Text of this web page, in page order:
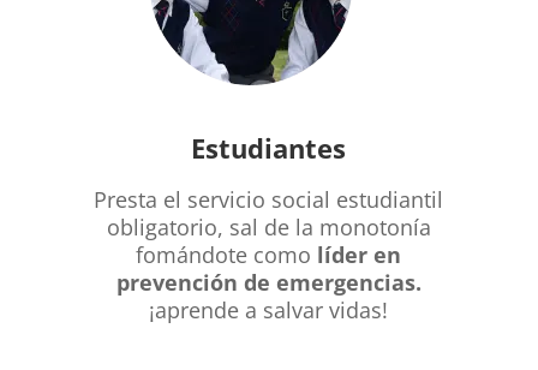
Estudiantes
Presta el servicio social estudiantil
obligatorio, sal de la monotonía
fomándote como líder en
prevención de emergencias.
¡aprende a salvar vidas!